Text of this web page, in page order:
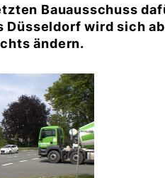
Bauausschuss
Düsseldorf wird sich
ändern.